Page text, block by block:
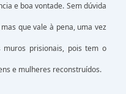
e boa vontade. Sem dúvida
que vale à pena, uma vez
muros prisionais, pois tem o
e mulheres reconstruídos.